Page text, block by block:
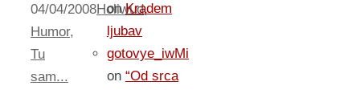
04/04/2008Holiwud,
Humor,
Tu
sam...
onKradem
ljubav
gotovye_iwMi
on “Od srca